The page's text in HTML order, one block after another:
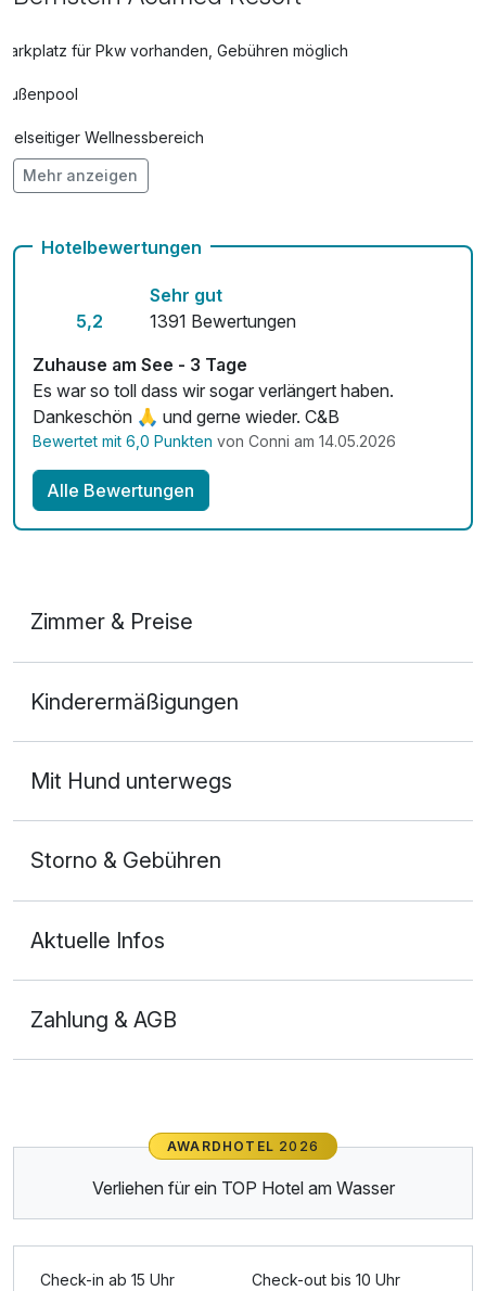
Late Check-Out bis 12 Uhr
pro Aufenthalt
Massage für den ganzen Körper
Buffet oder Menü (p.P./Tag)
pro Person (30 Minuten)
Parkplatz für Pkw vorhanden, Gebühren möglich
Außenpool
Vielseitiger Wellnessbereich
Hunde im Hotel erlaubt für 15,00 € pro Stück / Tag
Fitnessgeräte stehen bereit
Kostenloses W-LAN
Mit Hotelbar
Mehr anzeigen
Hotelbewertungen
5,2
Sehr gut
1391 Bewertungen
Zuhause am See - 3 Tage
Es war so toll dass wir sogar verlängert haben.
Dankeschön 🙏 und gerne wieder. C&B
Bewertet mit 6,0 Punkten von Conni am 14.05.2026
Alle Bewertungen
Zimmer & Preise
2 Erwachsene
Kinderermäßigungen
Mit Hund unterwegs
Storno & Gebühren
Aktuelle Infos
Zahlung & AGB
AWARDHOTEL 2026
Verliehen für ein TOP Hotel am Wasser
Check-in ab 15 Uhr Check-out bis 10 Uhr